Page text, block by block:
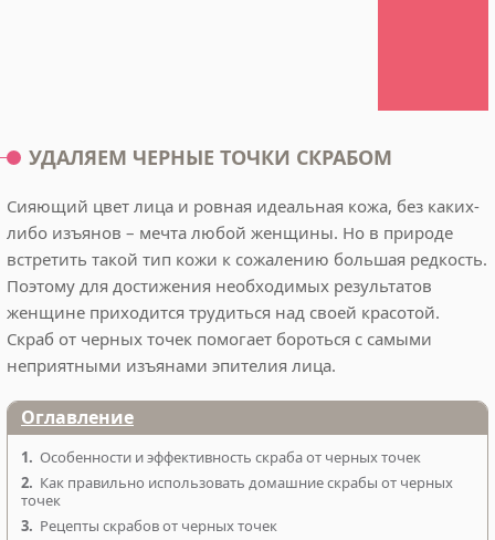
УДАЛЯЕМ ЧЕРНЫЕ ТОЧКИ СКРАБОМ
Сияющий цвет лица и ровная идеальная кожа, без каких-
либо изъянов – мечта любой женщины. Но в природе
встретить такой тип кожи к сожалению большая редкость.
Поэтому для достижения необходимых результатов
женщине приходится трудиться над своей красотой.
Скраб от черных точек помогает бороться с самыми
неприятными изъянами эпителия лица.
Оглавление
1. Особенности и эффективность скраба от черных точек
2. Как правильно использовать домашние скрабы от черных
точек
3. Рецепты скрабов от черных точек